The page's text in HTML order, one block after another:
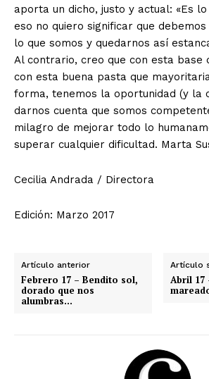
aporta un dicho, justo y actual: «Es lo
eso no quiero significar que
lo que somos y quedarnos así
Al contrario, creo que con esta base
con esta buena pasta que
forma, tenemos la oportunidad (y la
darnos cuenta que somos
milagro de mejorar todo lo
superar cualquier dificultad. Marta
Cecilia Andrada / Directora
Edición: Marzo 2017
Artículo anterior
Febrero 17 – Bendito sol,
dorado que nos
alumbras…
Artículo
Abril 17